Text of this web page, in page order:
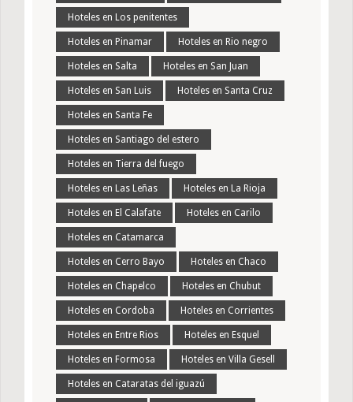
Hoteles en Los penitentes
Hoteles en Pinamar Hoteles en Rio negro
Hoteles en Salta Hoteles en San Juan
Hoteles en San Luis Hoteles en Santa Cruz
Hoteles en Santa Fe
Hoteles en Santiago del estero
Hoteles en Tierra del fuego
Hoteles en Las Leñas Hoteles en La Rioja
Hoteles en El Calafate Hoteles en Carilo
Hoteles en Catamarca
Hoteles en Cerro Bayo Hoteles en Chaco
Hoteles en Chapelco Hoteles en Chubut
Hoteles en Cordoba Hoteles en Corrientes
Hoteles en Entre Rios Hoteles en Esquel
Hoteles en Formosa Hoteles en Villa Gesell
Hoteles en Cataratas del iguazú